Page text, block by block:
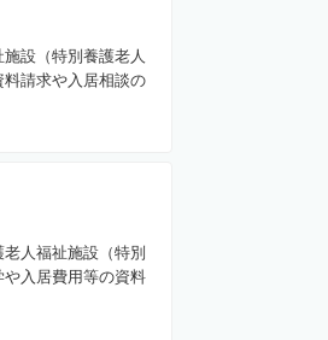
設（特別養護老人
請求や入居相談の
人福祉施設（特別
入居費用等の資料